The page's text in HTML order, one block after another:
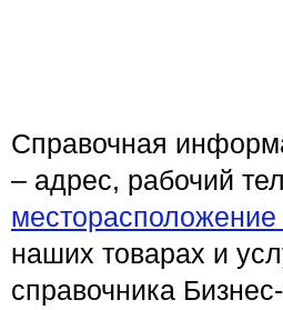
Справочная
– адрес, рабочий
месторасположение
наших товарах и
справочника